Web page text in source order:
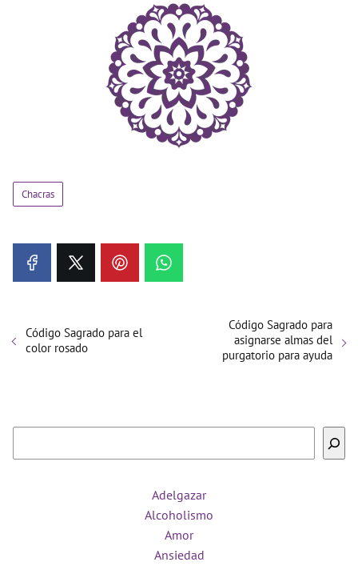
Chacras
Código Sagrado para el
color rosado
Código Sagrado para
asignarse almas del
purgatorio para ayuda
Adelgazar
Alcoholismo
Amor
Ansiedad